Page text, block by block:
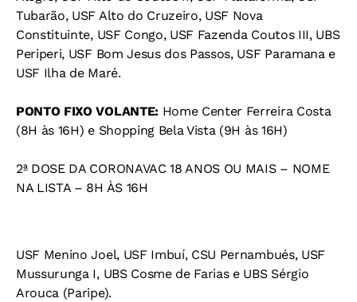
Tubarão, USF Alto do Cruzeiro, USF Nova
Constituinte, USF Congo, USF Fazenda Coutos III, UBS
Periperi, USF Bom Jesus dos Passos, USF Paramana e
USF Ilha de Maré.
PONTO FIXO VOLANTE: Home Center Ferreira Costa
(8H às 16H) e Shopping Bela Vista (9H às 16H)
2ª DOSE DA CORONAVAC 18 ANOS OU MAIS – NOME
NA LISTA – 8H ÀS 16H
USF Menino Joel, USF Imbuí, CSU Pernambués, USF
Mussurunga I, UBS Cosme de Farias e UBS Sérgio
Arouca (Paripe).